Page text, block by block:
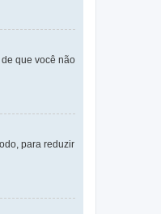
que você não
para reduzir